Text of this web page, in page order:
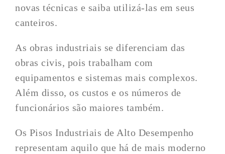
novas técnicas e saiba utilizá-las em seus
canteiros.
As obras industriais se diferenciam das
obras civis, pois trabalham com
equipamentos e sistemas mais complexos.
Além disso, os custos e os números de
funcionários são maiores também.
Os Pisos Industriais de Alto Desempenho
representam aquilo que há de mais moderno